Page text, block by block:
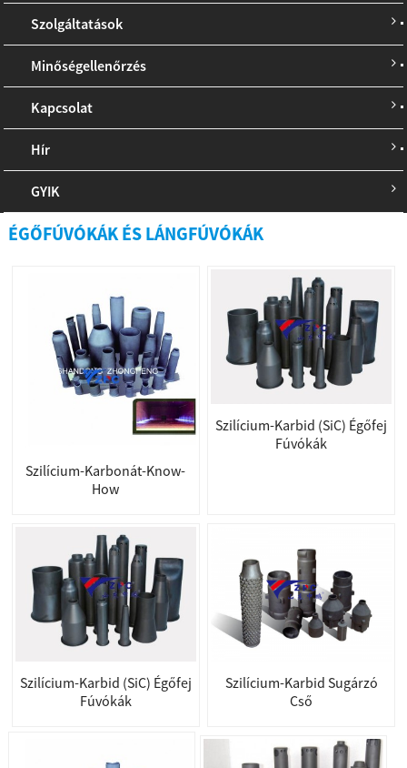
Szolgáltatások
Minőségellenőrzés
Kapcsolat
Hír
GYIK
ÉGŐFÚVÓKÁK ÉS LÁNGFÚVÓKÁK
Szilícium-Karbonát-Know-
How
Szilícium-Karbid (SiC) Égőfej
Fúvókák
Szilícium-Karbid (SiC) Égőfej
Fúvókák
Szilícium-Karbid Sugárzó
Cső